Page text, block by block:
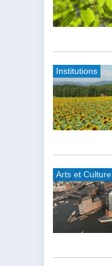
Institutions
Arts et Culture